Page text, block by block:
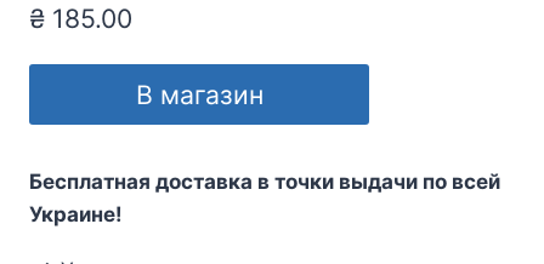
₴ 185.00
В магазин
Бесплатная доставка в точки выдачи по всей
Украине!